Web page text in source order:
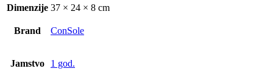
Dimenzije 37 × 24 × 8 cm
Brand ConSole
Jamstvo 1 god.